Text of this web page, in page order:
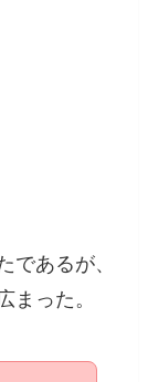
であるが、
まった。